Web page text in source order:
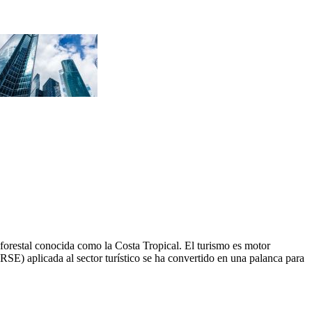
conocida como la Costa Tropical. El turismo es motor
aplicada al sector turístico se ha convertido en una palanca para